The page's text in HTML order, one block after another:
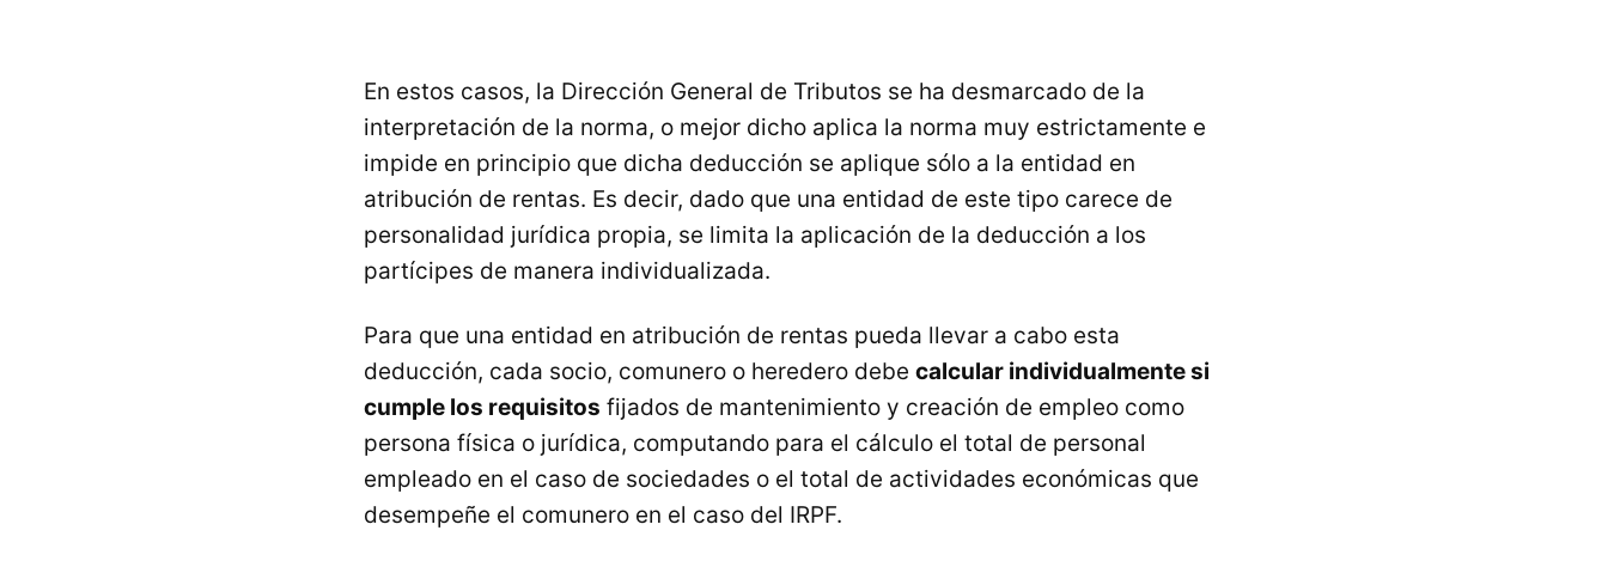
En estos casos, la Dirección General de Tributos se ha desmarcado de la
interpretación de la norma, o mejor dicho aplica la norma muy estrictamente e
impide en principio que dicha deducción se aplique sólo a la entidad en
atribución de rentas. Es decir, dado que una entidad de este tipo carece de
personalidad jurídica propia, se limita la aplicación de la deducción a los
partícipes de manera individualizada.
Para que una entidad en atribución de rentas pueda llevar a cabo esta
deducción, cada socio, comunero o heredero debe calcular individualmente si
cumple los requisitos fijados de mantenimiento y creación de empleo como
persona física o jurídica, computando para el cálculo el total de personal
empleado en el caso de sociedades o el total de actividades económicas que
desempeñe el comunero en el caso del IRPF.